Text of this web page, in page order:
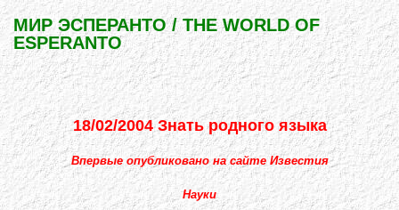
МИР ЭСПЕРАНТО / THE WORLD OF
ESPERANTO
18/02/2004 Знать родного языка
Впервые опубликовано на сайте Известия
Науки